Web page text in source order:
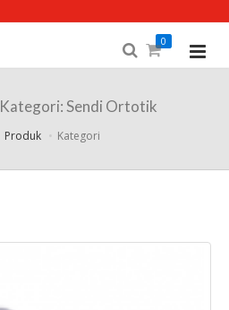
0
Kategori: Sendi Ortotik
Produk Kategori